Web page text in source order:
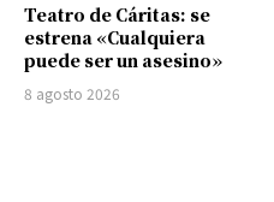
Teatro de Cáritas: se
estrena «Cualquiera
puede ser un asesino»
8 agosto 2026